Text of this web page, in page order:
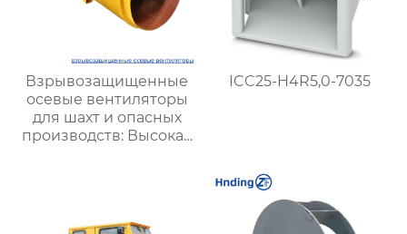
Взрывозащищенные
осевые вентиляторы
для шахт и опасных
производств: Высокая
ICC25-H4R5,0-7035